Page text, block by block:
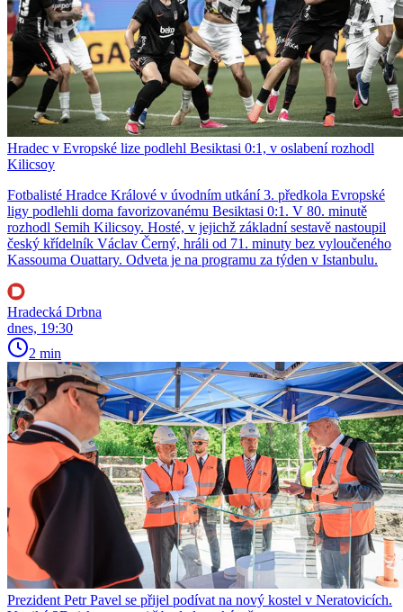
Hradec v Evropské lize podlehl Besiktasi 0:1, v oslabení rozhodl
Kilicsoy
Fotbalisté Hradce Králové v úvodním utkání 3. předkola Evropské
ligy podlehli doma favorizovanému Besiktasi 0:1. V 80. minutě
rozhodl Semih Kilicsoy. Hosté, v jejichž základní sestavě nastoupil
český křídelník Václav Černý, hráli od 71. minuty bez vyloučeného
Kassouma Ouattary. Odveta je na programu za týden v Istanbulu.
Hradecká Drbna
dnes, 19:30
2 min
Prezident Petr Pavel se přijel podívat na nový kostel v Neratovicích.